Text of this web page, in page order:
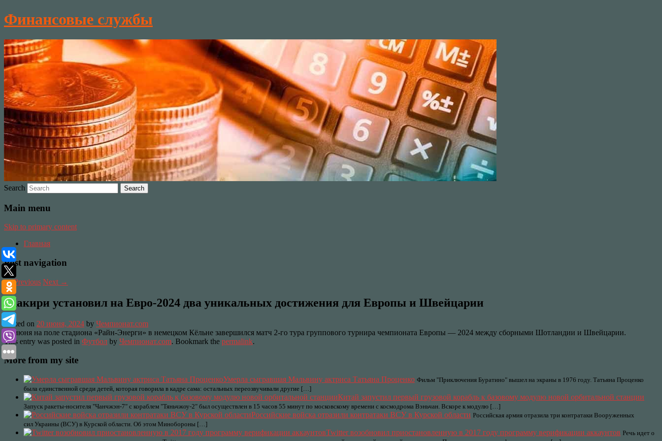
Финансовые службы
Search
Main menu
Skip to primary content
Главная
Post navigation
←Previous Next →
Шакири установил на Евро-2024 два уникальных достижения для Европы и Швейцарии
Posted on 20 июня, 2024 by Чемпионат.com
19 июня на поле стадиона «Райн-Энерги» в немецком Кёльне завершился матч 2-го тура группового турнира чемпионата Европы — 2024 между сборными Шотландии и Швейцарии.
This entry was posted in Футбол by Чемпионат.com. Bookmark the permalink.
More from my site
Умерла сыгравшая Мальвину актриса Татьяна Проценко Фильм "Приключения Буратино" вышел на экраны в 1976 году. Татьяна Проценко
была единственной среди детей, которая говорила в кадре сама: остальных переозвучивали другие […]
Китай запустил первый грузовой корабль к базовому модулю новой орбитальной станции
Запуск ракеты-носителя "Чанчжэн-7" с кораблем "Тяньчжоу-2" был осуществлен в 15 часов 55 минут по московскому времени с космодрома Вэньчан. Вскоре к модулю […]
Российские войска отразили контратаки ВСУ в Курской области Российская армия отразила три контратаки Вооруженных
сил Украины (ВСУ) в Курской области. Об этом Минобороны […]
Twitter возобновил приостановленную в 2017 году программу верификации аккаунтов Речь идет о